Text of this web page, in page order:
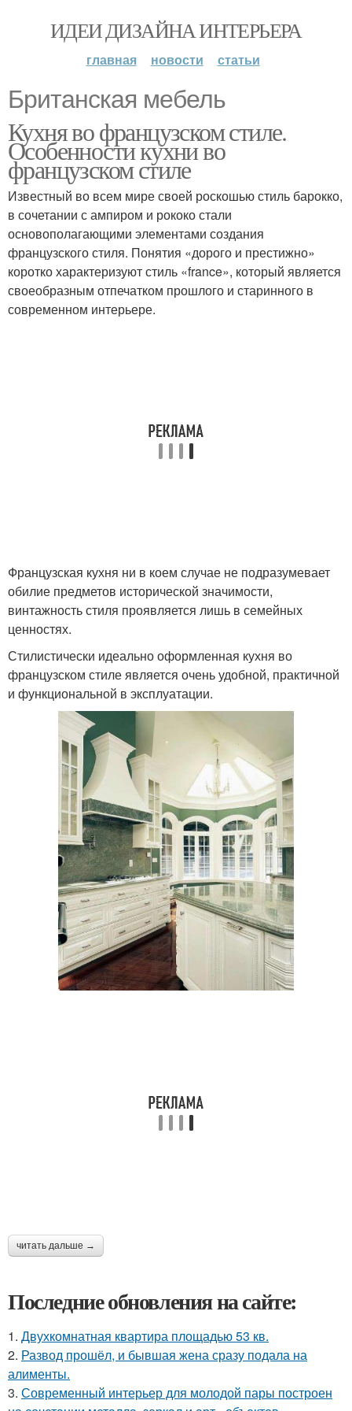
ИДЕИ ДИЗАЙНА ИНТЕРЬЕРА
главная новости статьи
Британская мебель
Кухня во французском стиле.
Особенности кухни во
французском стиле
Известный во всем мире своей роскошью стиль барокко,
в сочетании с ампиром и рококо стали
основополагающими элементами создания
французского стиля. Понятия «дорого и престижно»
коротко характеризуют стиль «france», который является
своеобразным отпечатком прошлого и старинного в
современном интерьере.
Французская кухня ни в коем случае не подразумевает
обилие предметов исторической значимости,
винтажность стиля проявляется лишь в семейных
ценностях.
Стилистически идеально оформленная кухня во
французском стиле является очень удобной, практичной
и функциональной в эксплуатации.
читать дальше →
Последние обновления на сайте:
1. Двухкомнатная квартира площадью 53 кв.
2. Развод прошёл, и бывшая жена сразу подала на
алименты.
3. Современный интерьер для молодой пары построен